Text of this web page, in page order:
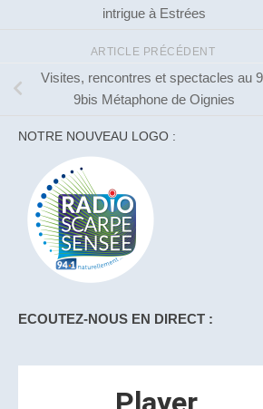
intrigue à Estrées
ARTICLE PRÉCÉDENT
Visites, rencontres et spectacles au
9bis Métaphone de Oignies
NOTRE NOUVEAU LOGO :
ECOUTEZ-NOUS EN DIRECT :